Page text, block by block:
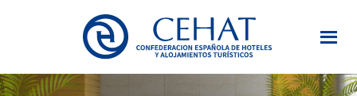
principal